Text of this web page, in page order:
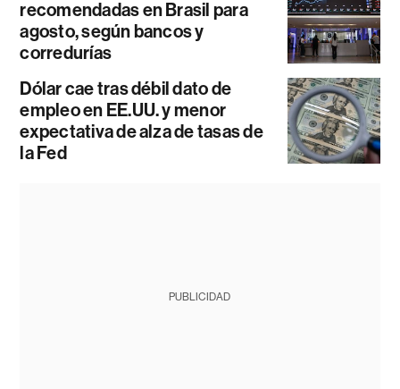
recomendadas en Brasil para
agosto, según bancos y
corredurías
Dólar cae tras débil dato de
empleo en EE.UU. y menor
expectativa de alza de tasas de
la Fed
PUBLICIDAD